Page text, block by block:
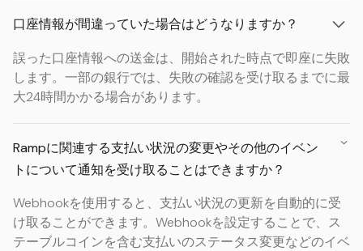
口座情報が間違っていた場合はどうなりますか？
誤った口座情報への送金は、開始された時点で即座に失敗
します。一部の銀行では、失敗の確認を受け取るまでに最
大24時間かかる場合があります。
Rampに関連する支払い状況の変更やその他のイベン
トについて通知を受け取ることはできますか？
Webhookを使用すると、支払い状況の更新を自動的に受
け取ることができます。Webhookを設定することで、ス
テーブルコインを含む支払いのステータス変更などのイベ